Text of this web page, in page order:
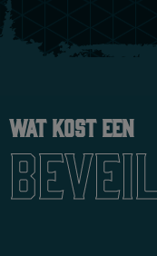
Wat kost een